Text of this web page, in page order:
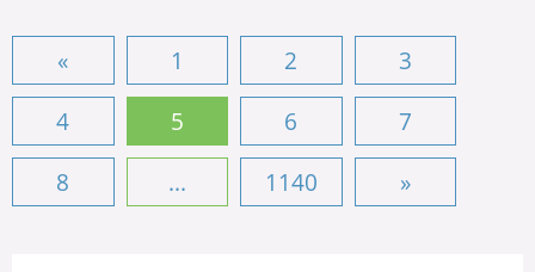
« 1 2
3
4
5 6
7
8
... 1140 »